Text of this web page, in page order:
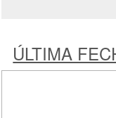
ÚLTIMA